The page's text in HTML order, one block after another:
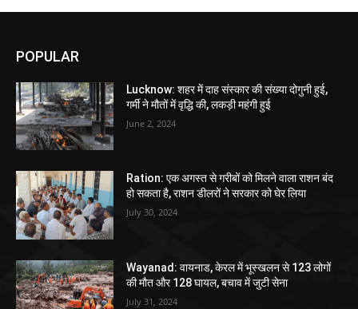
POPULAR
Lucknow: शहर में दाह संस्कार की संख्या दोगुनी हुई,
गर्मी ने मौतों में वृद्धि की, लकड़ी महंगी हुई
June 2, 2024
Ration: एक अगस्त से गरीबों को मिलने वाला राशन बंद
हो सकता है, राशन डीलरों ने सरकार को घेर लिया
July 30, 2024
Wayanad: वायनाड, केरल में भूस्खलन से 123 लोगों
की मौत और 128 घायल, बचाव में जुटी सेना
July 31, 2024